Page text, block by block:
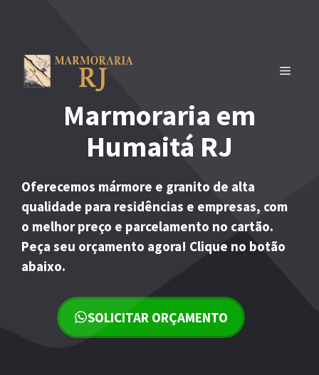
conteúdo
MENU
Marmoraria em
Humaitá RJ
Oferecemos mármore e granito de alta
qualidade para residências e empresas, com
o melhor preço e parcelamento no cartão.
Peça seu orçamento agora! Clique no botão
abaixo.
SOLICITAR ORÇAMENTO